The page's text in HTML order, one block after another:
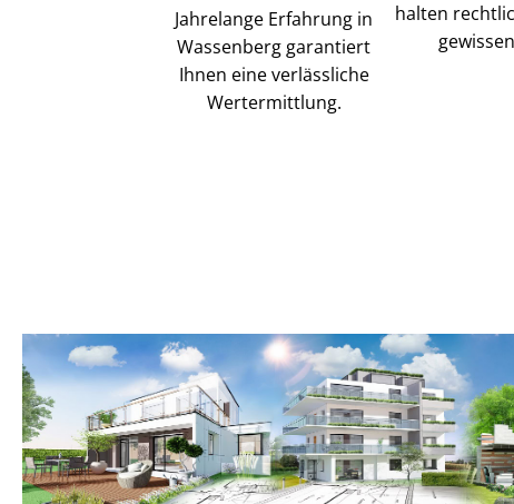
Jahrelange Erfahrung in
Wassenberg garantiert
Ihnen eine verlässliche
Wertermittlung.
halten